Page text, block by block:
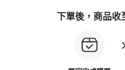
下單後，商品